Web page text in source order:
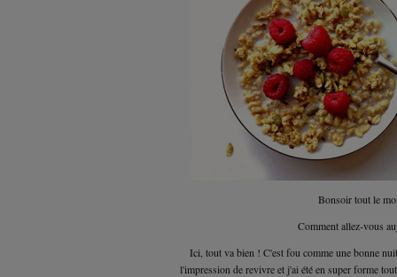
Bonsoir tout le
Comment allez-vous
Ici, tout va bien ! C'est fou comme une bonne
l'impression de revivre et j'ai été en super forme